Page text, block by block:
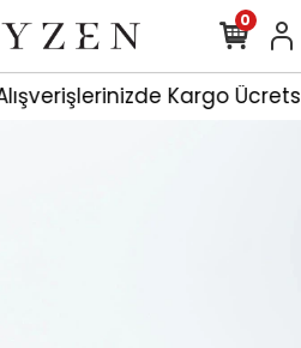
Kargo
0